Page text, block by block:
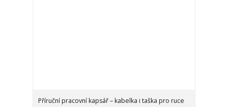
Příruční pracovní kapsář – kabelka i taška pro ruce